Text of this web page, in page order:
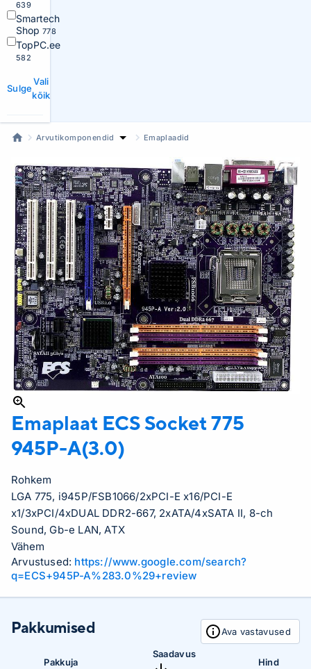
639
Smartech
Shop 778
TopPC.ee
582
Sulge
Vali
kõik
Arvutikomponendid Emaplaadid
Emaplaat ECS Socket 775
945P-A(3.0)
Rohkem
LGA 775, i945P/FSB1066/2xPCI-E x16/PCI-E
x1/3xPCI/4xDUAL DDR2-667, 2xATA/4xSATA II, 8-ch
Sound, Gb-e LAN, ATX
Vähem
Arvustused: https://www.google.com/search?
q=ECS+945P-A%283.0%29+review
Pakkumised Ava vastavused
Pakkuja
Saadavus
Hind